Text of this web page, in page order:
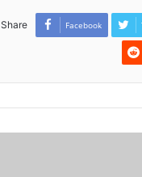
Share Facebook